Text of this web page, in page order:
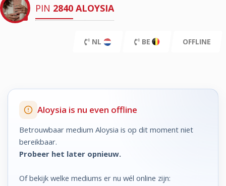
PIN 2840 ALOYSIA
NL BE OFFLINE
Aloysia is nu even offline
Betrouwbaar medium Aloysia is op dit moment niet
bereikbaar.
Probeer het later opnieuw.
Of bekijk welke mediums er nu wél online zijn: